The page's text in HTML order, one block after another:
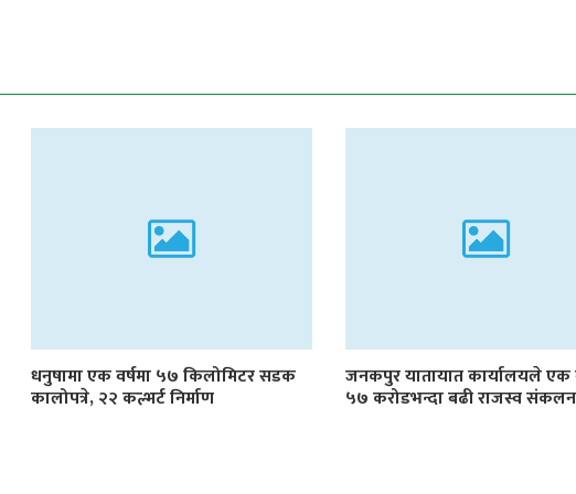
धनुषामा एक वर्षमा ५७ किलोमिटर सडक
कालोपत्रे, २२ कल्भर्ट निर्माण
जनकपुर यातायात कार्यालयले एक
५७ करोडभन्दा बढी राजस्व संकलन